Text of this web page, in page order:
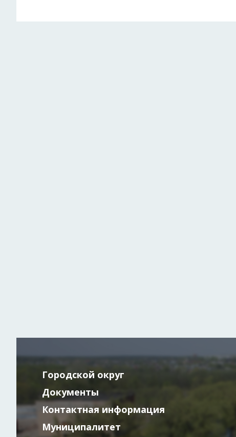
Городской округ
Документы
Контактная информация
Муниципалитет